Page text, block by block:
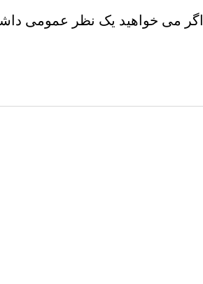
اگر می خواهید یک نظر عمومی